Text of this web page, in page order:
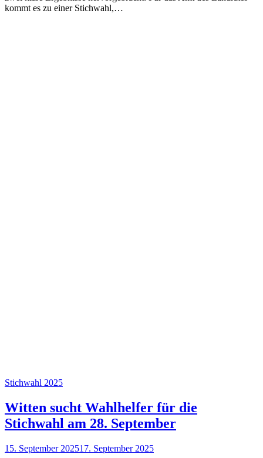
kommt es zu einer Stichwahl,…
Stichwahl 2025
Witten sucht Wahlhelfer für die
Stichwahl am 28. September
15. September 202517. September 2025